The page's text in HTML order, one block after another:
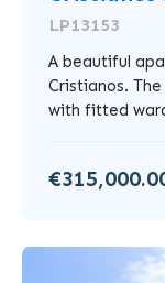
LP13153
A beautiful
Cristianos.
with fitted